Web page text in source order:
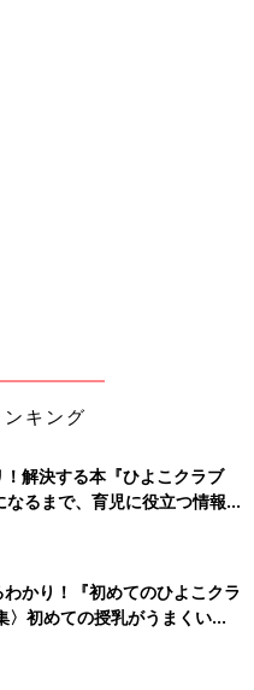
誘っても出ないと言い張
く、ママが明るく“トイレに
ましょう。“お外に行くか
”と、トイレのあとの楽し
です｣
キング
解決する本『ひよこクラブ
るまで、育児に役立つ情報が
かり！『初めてのひよこクラ
〉初めての授乳がうまくい
基本と夏のトラブル 解決テ